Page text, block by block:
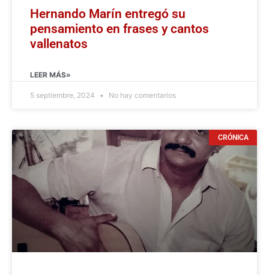
Hernando Marín entregó su
pensamiento en frases y cantos
vallenatos
LEER MÁS»
5 septiembre, 2024 No hay comentarios
CRÓNICA